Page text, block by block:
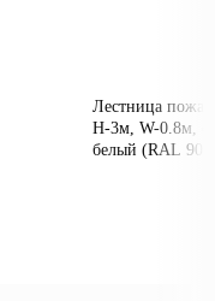
Лестница
Н-3м, W-0.8м,
белый (RAL